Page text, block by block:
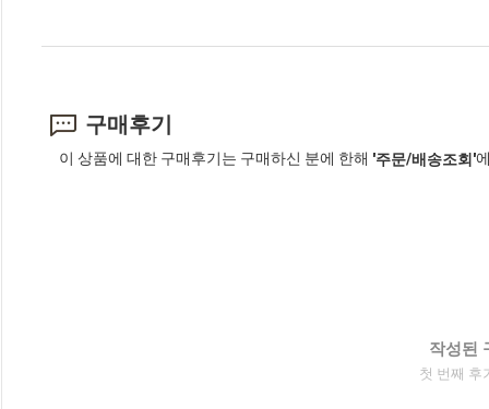
구매후기
이 상품에 대한 구매후기는 구매하신 분에 한해 '주문/배송조회'
작성된
첫 번째 후